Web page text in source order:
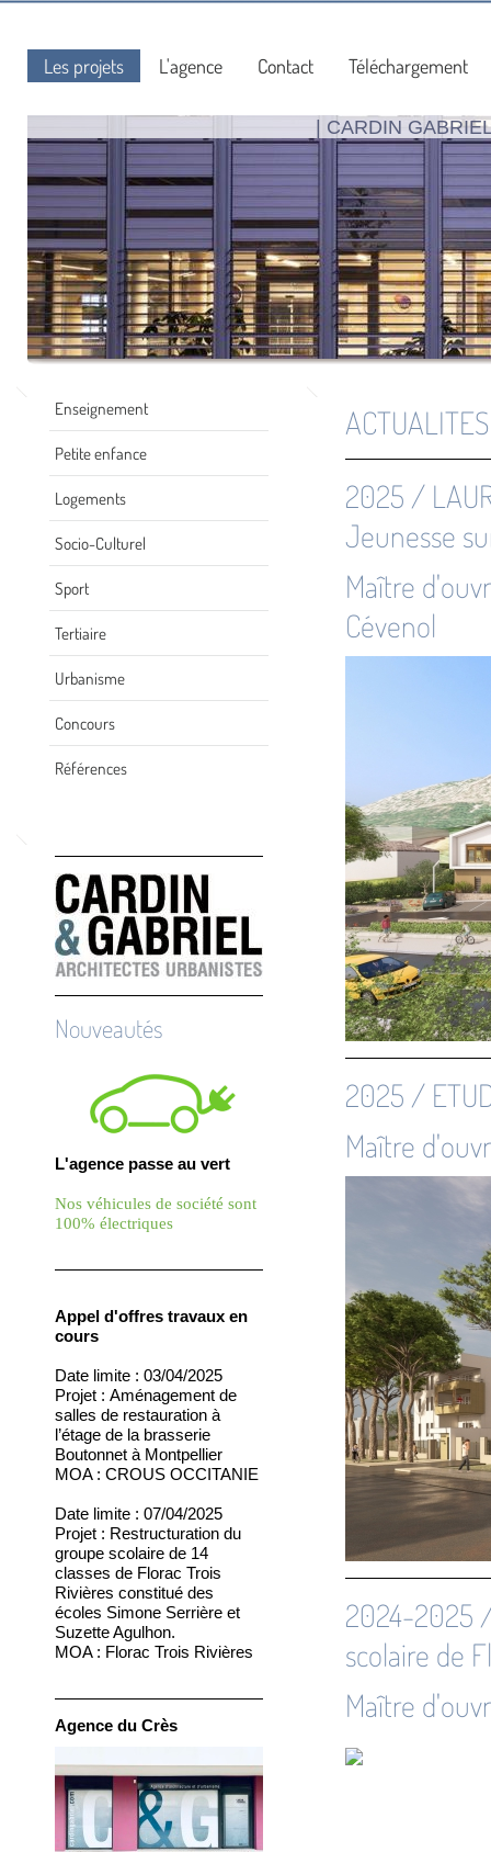
Les projets L'agence Contact Téléchargement
| CARDIN
Enseignement
Petite enfance
Logements
Socio-Culturel
Sport
Tertiaire
Urbanisme
Concours
Références
Nouveautés
L'agence passe au vert
Nos véhicules de société sont
100% électriques
Appel d'offres travaux en
cours
Date limite : 03/04/2025
Projet : Aménagement de
salles de restauration à
l’étage de la brasserie
Boutonnet à Montpellier
MOA : CROUS OCCITANIE
Date limite : 07/04/2025
Projet : Restructuration du
groupe scolaire de 14
classes de Florac Trois
Rivières constitué des
écoles Simone Serrière et
Suzette Agulhon.
MOA : Florac Trois Rivières
Agence du Crès
ACTUALITES
2025 /
Jeunesse
Maître
Cévenol
2025 /
Maître
2024-2025 /
scolaire de
Maître